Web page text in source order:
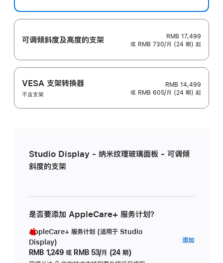
可调倾斜度及高‍度的支‍架
RMB 17,499
或 RMB 730/月 (24 期) 起
VESA 支架转换器
不含支架
RMB 14,499
或 RMB 605/月 (24 期) 起
Studio Display - 纳米纹理玻璃面板 - 可调倾
斜度的支架
是否要添加 AppleCare+ 服务计划？
AppleCare+ 服务计划 (适用于 Studio
Display)
RMB 1,249 或 RMB 53/月 (24 期)
添加